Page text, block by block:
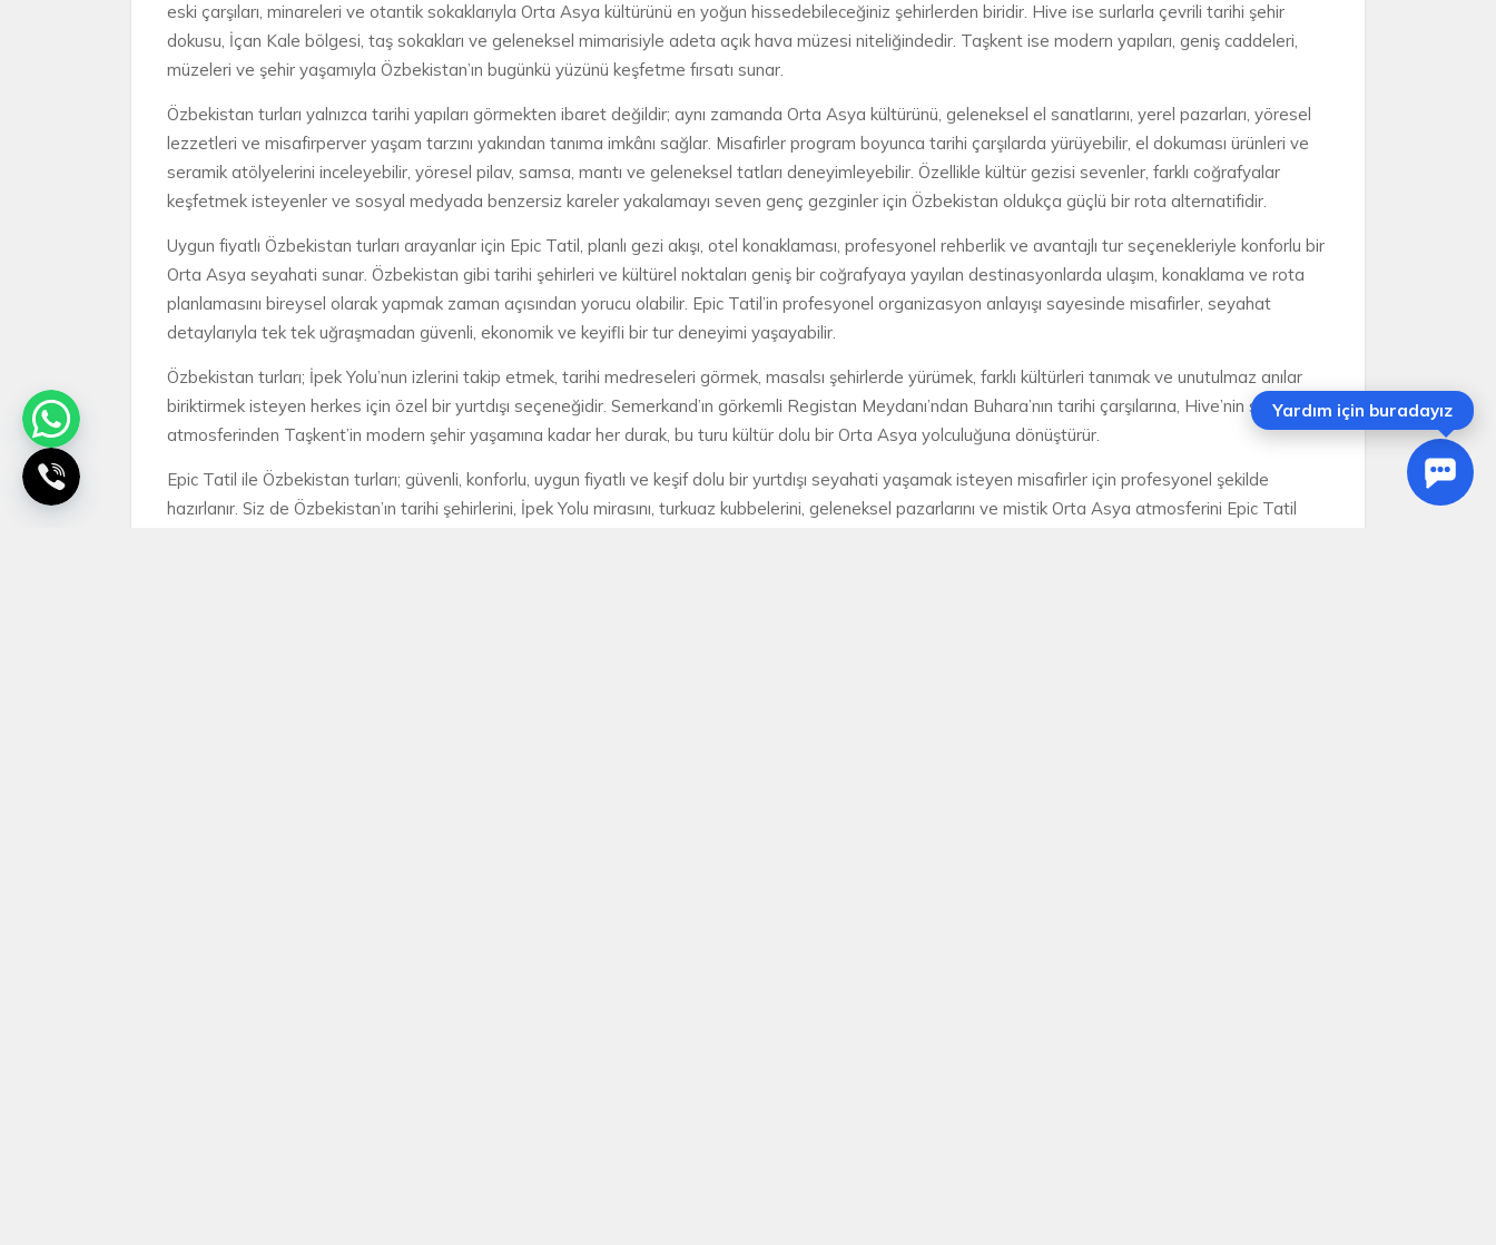
eski çarşıları, minareleri ve otantik sokaklarıyla Orta Asya kültürünü en yoğun hissedebileceğiniz şehirlerden biridir. Hive ise surlarla çevrili tarihi şehir
dokusu, İçan Kale bölgesi, taş sokakları ve geleneksel mimarisiyle adeta açık hava müzesi niteliğindedir. Taşkent ise modern yapıları, geniş caddeleri,
müzeleri ve şehir yaşamıyla Özbekistan’ın bugünkü yüzünü keşfetme fırsatı sunar.
Özbekistan turları yalnızca tarihi yapıları görmekten ibaret değildir; aynı zamanda Orta Asya kültürünü, geleneksel el sanatlarını, yerel pazarları, yöresel
lezzetleri ve misafirperver yaşam tarzını yakından tanıma imkânı sağlar. Misafirler program boyunca tarihi çarşılarda yürüyebilir, el dokuması ürünleri ve
seramik atölyelerini inceleyebilir, yöresel pilav, samsa, mantı ve geleneksel tatları deneyimleyebilir. Özellikle kültür gezisi sevenler, farklı coğrafyalar
keşfetmek isteyenler ve sosyal medyada benzersiz kareler yakalamayı seven genç gezginler için Özbekistan oldukça güçlü bir rota alternatifidir.
Uygun fiyatlı Özbekistan turları arayanlar için Epic Tatil, planlı gezi akışı, otel konaklaması, profesyonel rehberlik ve avantajlı tur seçenekleriyle konforlu bir
Orta Asya seyahati sunar. Özbekistan gibi tarihi şehirleri ve kültürel noktaları geniş bir coğrafyaya yayılan destinasyonlarda ulaşım, konaklama ve rota
planlamasını bireysel olarak yapmak zaman açısından yorucu olabilir. Epic Tatil’in profesyonel organizasyon anlayışı sayesinde misafirler, seyahat
detaylarıyla tek tek uğraşmadan güvenli, ekonomik ve keyifli bir tur deneyimi yaşayabilir.
Özbekistan turları; İpek Yolu’nun izlerini takip etmek, tarihi medreseleri görmek, masalsı şehirlerde yürümek, farklı kültürleri tanımak ve unutulmaz anılar
biriktirmek isteyen herkes için özel bir yurtdışı seçeneğidir. Semerkand’ın görkemli Registan Meydanı’ndan Buhara’nın tarihi çarşılarına, Hive’nin sur içi
atmosferinden Taşkent’in modern şehir yaşamına kadar her durak, bu turu kültür dolu bir Orta Asya yolculuğuna dönüştürür.
Epic Tatil ile Özbekistan turları; güvenli, konforlu, uygun fiyatlı ve keşif dolu bir yurtdışı seyahati yaşamak isteyen misafirler için profesyonel şekilde
hazırlanır. Siz de Özbekistan’ın tarihi şehirlerini, İpek Yolu mirasını, turkuaz kubbelerini, geleneksel pazarlarını ve mistik Orta Asya atmosferini Epic Tatil
Yardım için buradayız